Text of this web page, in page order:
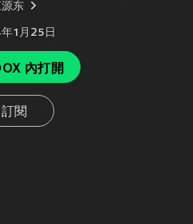
东
1月25日
內打開
訂閱